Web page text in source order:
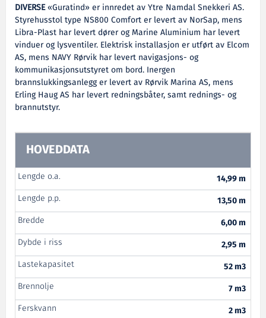
DIVERSE«Guratind» er innredet av Ytre Namdal Snekkeri AS.
Styrehusstol type NS800 Comfort er levert av NorSap, mens
Libra-Plast har levert dører og Marine Aluminium har levert
vinduer og lysventiler. Elektrisk installasjon er utført av Elcom
AS, mens NAVY Rørvik har levert navigasjons- og
kommunikasjonsutstyret om bord. Inergen
brannslukkingsanlegg er levert av Rørvik Marina AS, mens
Erling Haug AS har levert redningsbåter, samt rednings- og
brannutstyr.
HOVEDDATA
Lengde o.a.
14,99 m
Lengde p.p.
13,50 m
Bredde
6,00 m
Dybde i riss
2,95 m
Lastekapasitet
52 m3
Brennolje
7 m3
Ferskvann
2 m3